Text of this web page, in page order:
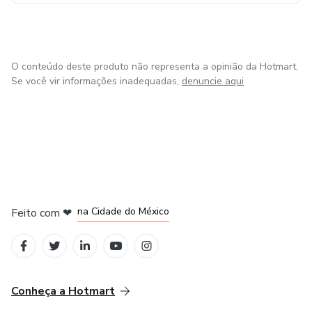
O conteúdo deste produto não representa a opinião da Hotmart.
Se você vir informações inadequadas, denuncie aqui
Feito com ❤ na Cidade do México
Conheça a Hotmart